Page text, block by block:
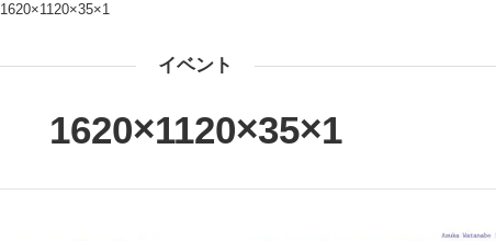
1620×1120×35×1
イベント
1620×1120×35×1